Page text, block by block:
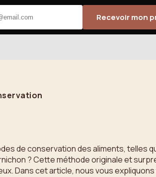
de conservation des aliments, telles
? Cette méthode originale et
Dans cet article, nous vous
Recevoir mon